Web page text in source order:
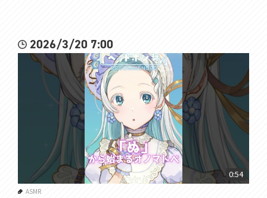
2026/3/20 7:00
0:54
ASMR